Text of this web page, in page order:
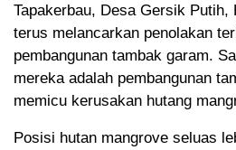
Tapakerbau, Desa Gersik Putih,
terus melancarkan penolakan
pembangunan tambak garam.
mereka adalah pembangunan
memicu kerusakan hutang
Posisi hutan mangrove seluas